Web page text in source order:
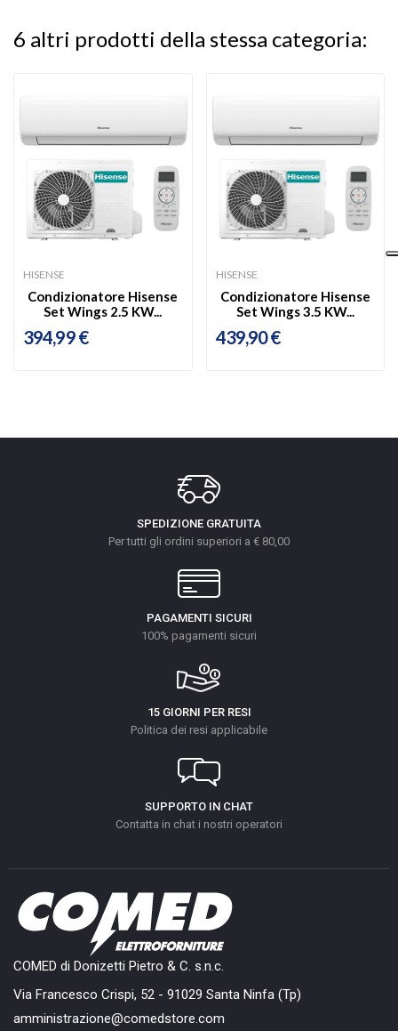
6 altri prodotti della stessa categoria:
HISENSE
Condizionatore Hisense
Set Wings 2.5 KW...
394,99 €
HISENSE
Condizionatore Hisense
Set Wings 3.5 KW...
439,90 €
SPEDIZIONE GRATUITA
Per tutti gli ordini superiori a € 80,00
PAGAMENTI SICURI
100% pagamenti sicuri
15 GIORNI PER RESI
Politica dei resi applicabile
SUPPORTO IN CHAT
Contatta in chat i nostri operatori
COMED di Donizetti Pietro & C. s.n.c.
Via Francesco Crispi, 52 - 91029 Santa Ninfa (Tp)
amministrazione@comedstore.com